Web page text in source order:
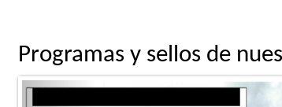
Programas y sellos de
Previous